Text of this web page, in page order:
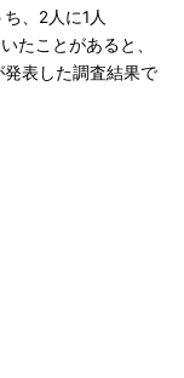
、2人に1人
たことがあると、
表した調査結果で